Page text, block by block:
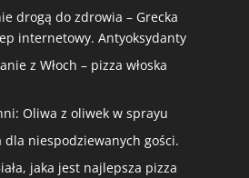
drogą do zdrowia – Grecka
internetowy. Antyoksydanty
z Włoch – pizza włoska
Oliwa z oliwek w sprayu
dla niespodziewanych gości.
jaka jest najlepsza pizza